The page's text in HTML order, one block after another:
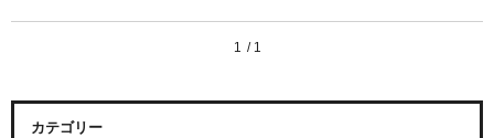
1 1
カテゴリー